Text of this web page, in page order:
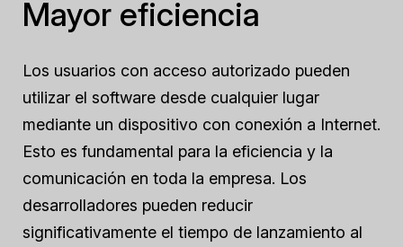
Mayor eficiencia
Los usuarios con acceso autorizado pueden
utilizar el software desde cualquier lugar
mediante un dispositivo con conexión a Internet.
Esto es fundamental para la eficiencia y la
comunicación en toda la empresa. Los
desarrolladores pueden reducir
significativamente el tiempo de lanzamiento al